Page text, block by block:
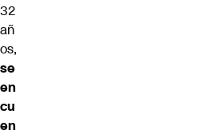
32
añ
os,
se
en
cu
en